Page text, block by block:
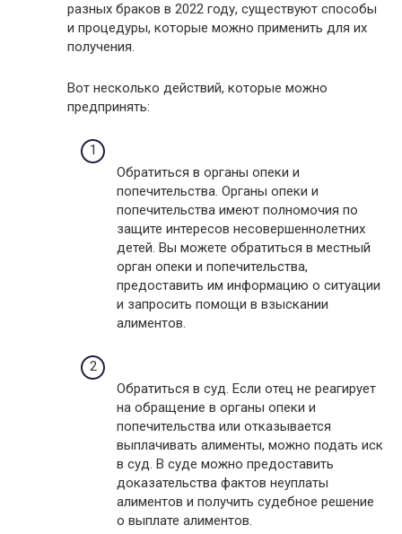
разных браков в 2022 году, существуют способы
и процедуры, которые можно применить для их
получения.
Вот несколько действий, которые можно
предпринять:
Обратиться в органы опеки и
попечительства. Органы опеки и
попечительства имеют полномочия по
защите интересов несовершеннолетних
детей. Вы можете обратиться в местный
орган опеки и попечительства,
предоставить им информацию о ситуации
и запросить помощи в взыскании
алиментов.
Обратиться в суд. Если отец не реагирует
на обращение в органы опеки и
попечительства или отказывается
выплачивать алименты, можно подать иск
в суд. В суде можно предоставить
доказательства фактов неуплаты
алиментов и получить судебное решение
о выплате алиментов.